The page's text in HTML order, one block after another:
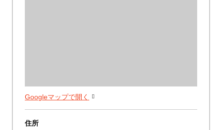
Googleマップで開く
住所